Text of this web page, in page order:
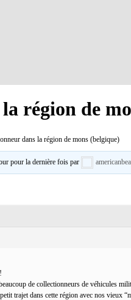
région de
dans la région de mons (belgique)
pour la dernière fois par
de collectionneurs de véhicules
trajet dans cette région avec nos vieux